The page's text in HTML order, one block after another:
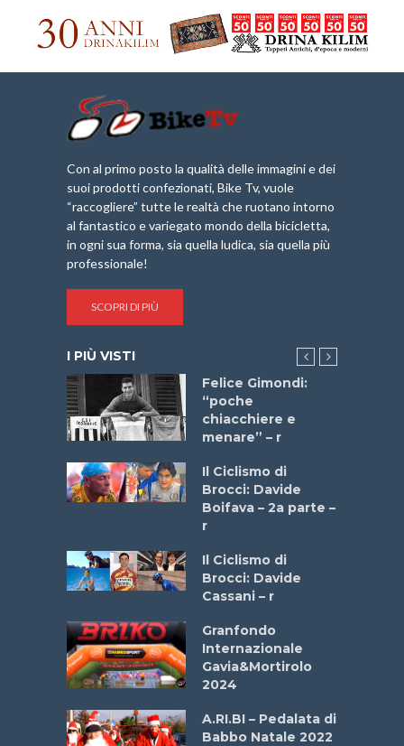
Con al primo posto la qualità delle immagini e dei
suoi prodotti confezionati, Bike Tv, vuole
“raccogliere” tutte le realtà che ruotano intorno
al fantastico e variegato mondo della bicicletta,
in ogni sua forma, sia quella ludica, sia quella più
professionale!
SCOPRI DI PIÙ
I PIÙ VISTI
Felice Gimondi:
“poche
chiacchiere e
menare” – r
Il Ciclismo di
Brocci: Davide
Boifava – 2a parte –
r
Il Ciclismo di
Brocci: Davide
Cassani – r
Granfondo
Internazionale
Gavia&Mortirolo
2024
A.RI.BI – Pedalata di
Babbo Natale 2022